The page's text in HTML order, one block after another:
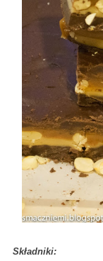
Składniki: